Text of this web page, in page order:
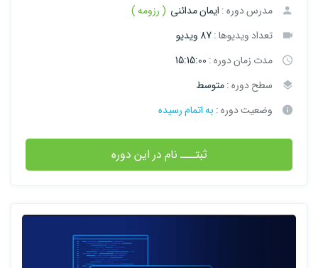
مدرس دوره : ایمان مدائنی ( رزومه )
تعداد ویدیوها :87 ویدیو
مدت زمان دوره : 15:15:00
سطح دوره :متوسط
وضعیت دوره : به اتمام رسیده
ثبتـــ نام در این دوره